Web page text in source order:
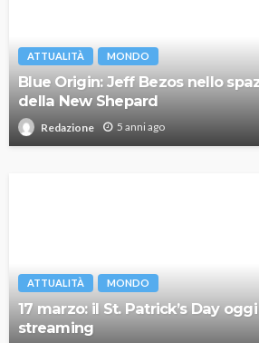
ATTUALITÀ MONDO
Blue Origin: Jeff Bezos nello
della New Shepard
Redazione 5 anni ago
ATTUALITÀ MONDO
17 marzo: il St. Patrick’s Day
streaming